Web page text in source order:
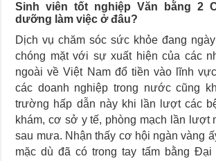
Sinh viên tốt nghiệp Văn bằng 2
dưỡng làm việc ở đâu?
Dịch vụ chăm sóc sức khỏe đang
chóng mặt với sự xuất hiện của các
ngoài về Việt Nam đổ tiền vào lĩnh
các doanh nghiệp trong nước cũng
trường hấp dẫn này khi lần lượt các
khám, cơ sở y tế, phòng mạch lần lượt
sau mưa. Nhận thấy cơ hội ngàn vàng
mặc dù đã có trong tay tấm bằng Đại